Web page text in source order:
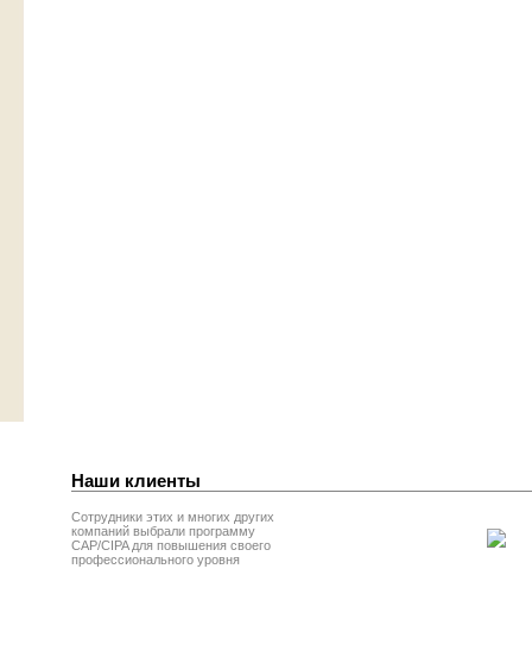
Наши клиенты
Сотрудники этих и многих других
компаний выбрали программу
CAP/CIPA для повышения своего
профессионального уровня